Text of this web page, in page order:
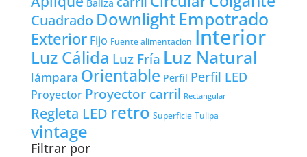
Baliza
Cuadrado DownlightEmpotrado
Exterior Fijo Fuente alimentacion Interior
Luz Cálida Luz Fría Luz Natural
lámpara Orientable Perfil Perfil LED
Proyector Proyector carril Rectangular
Regleta LED retro Superficie Tulipa
vintage
Filtrar por